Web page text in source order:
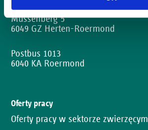
Mussenberg 5
6049 GZ Herten-Roermond
Postbus 1013
6040 KA Roermond
Oferty pracy
Oferty pracy w sektorze zwierzęcym